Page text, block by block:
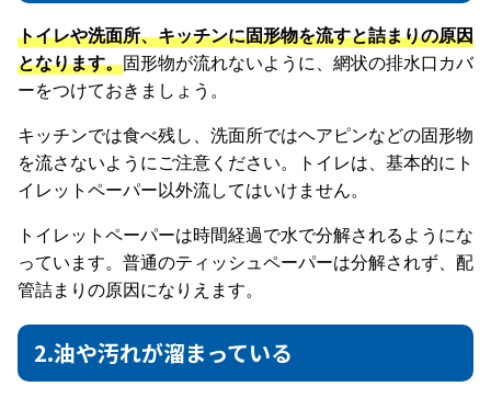
トイレや洗面所、キッチンに固形物を流すと詰まりの原因
となります。固形物が流れないように、網状の排水口カバ
ーをつけておきましょう。
キッチンでは食べ残し、洗面所ではヘアピンなどの固形物
を流さないようにご注意ください。トイレは、基本的にト
イレットペーパー以外流してはいけません。
トイレットペーパーは時間経過で水で分解されるようにな
っています。普通のティッシュペーパーは分解されず、配
管詰まりの原因になりえます。
2.油や汚れが溜まっている